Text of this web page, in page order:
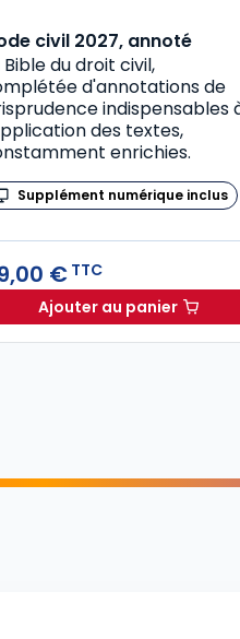
Code de la santé publique 2026, annoté commenté en ligne (Coffret en 2 tomes) à TTC
civil 2027, annoté
Bible du droit civil,
d'annotations de
indispensables
des textes,
enrichies.
Supplément numérique inclus
€ TTC
Ajouter au panier